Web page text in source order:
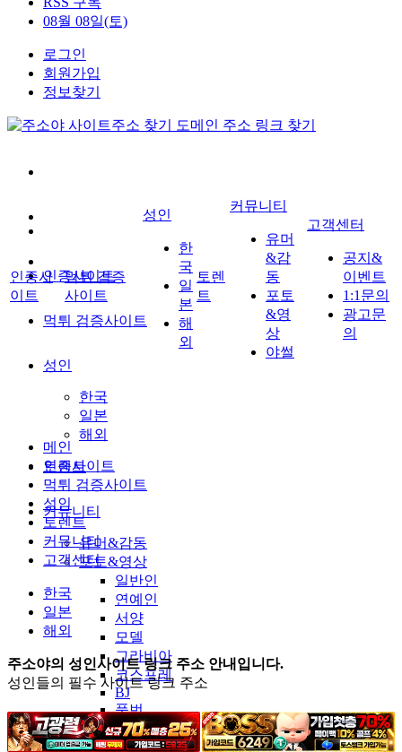
08월 08일(토)
로그인
회원가입
정보찾기
인증사이트
먹튀 검증사이트
성인
한국
일본
해외
토렌트
커뮤니티
유머&감동
포토&영상
일반인
연예인
서양
모델
그라비아
코스프레
BJ
품번
후방주의
움짤
인증사
이트
먹튀 검증
사이트
성인
한
국
일
본
해
외
토렌
트
커뮤니티
유머
&감
동
포토
&영
상
야썰
고객센터
공지&
이벤트
1:1문의
광고문
의
메인
인증사이트
먹튀 검증사이트
성인
토렌트
커뮤니티
고객센터
한국
일본
해외
주소야의 성인사이트 링크 주소 안내입니다.
성인들의 필수 사이트 링크 주소